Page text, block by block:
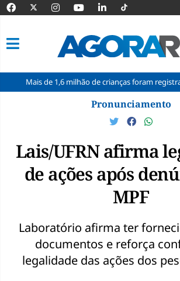
de 1,6 milhão de crianças foram registradas sem
Pronunciamento
Lais/UFRN afirma
de ações após
MPF
Laboratório afirma ter
documentos e reforça
legalidade das ações dos